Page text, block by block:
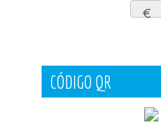
€
CÓDIGO QR